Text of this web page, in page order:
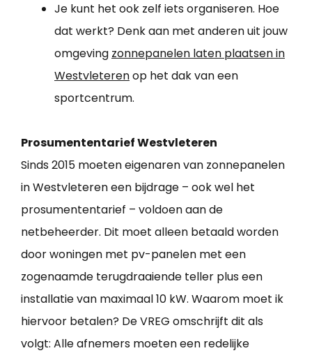
Je kunt het ook zelf iets organiseren. Hoe
dat werkt? Denk aan met anderen uit jouw
omgeving zonnepanelen laten plaatsen in
Westvleterenop het dak van een
sportcentrum.
Prosumententarief Westvleteren
Sinds 2015 moeten eigenaren van zonnepanelen
in Westvleteren een bijdrage – ook wel het
prosumententarief – voldoen aan de
netbeheerder. Dit moet alleen betaald worden
door woningen met pv-panelen met een
zogenaamde terugdraaiende teller plus een
installatie van maximaal 10 kW. Waarom moet ik
hiervoor betalen? De VREG omschrijft dit als
volgt: Alle afnemers moeten een redelijke